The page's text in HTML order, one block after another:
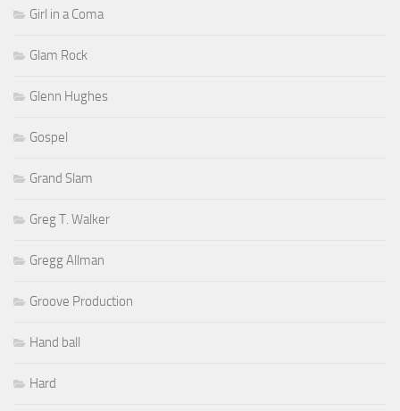
Girl in a Coma
Glam Rock
Glenn Hughes
Gospel
Grand Slam
Greg T. Walker
Gregg Allman
Groove Production
Hand ball
Hard